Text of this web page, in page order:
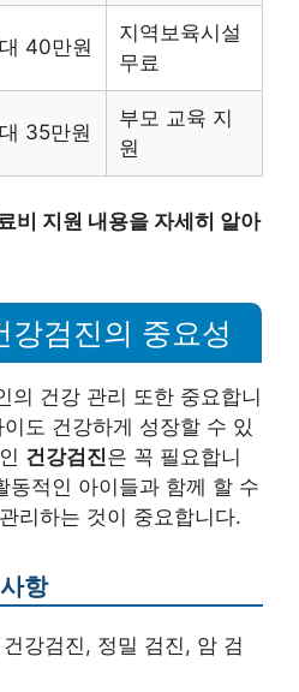
40만원
지역보육시설
무료
35만원
부모 교육 지
원
비 지원 내용을 자세히 알아
강검진의 중요성
의 건강 관리 또한 중요합니
도 건강하게 성장할 수 있
건강검진은 꼭 필요합니
동적인 아이들과 함께 할 수
리하는 것이 중요합니다.
항
강검진, 정밀 검진, 암 검